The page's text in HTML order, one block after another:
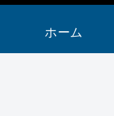
ホーム